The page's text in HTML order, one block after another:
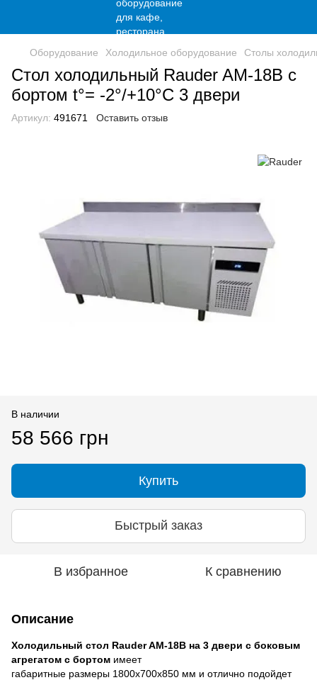
Оборудование Холодильное оборудование Столы
Стол холодильный Rauder AM-18B с
бортом t°= -2°/+10°C 3 двери
Артикул: 491671 Оставить отзыв
В наличии
58 566 грн
Купить
Быстрый заказ
В избранное К сравнению
Описание
Холодильный стол Rauder AM-18B на 3 двери с боковым
агрегатом c бортом имеет
габаритные размеры 1800x700x850 мм и отлично подойдет